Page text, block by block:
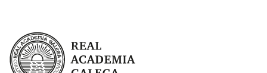
Real Academia Galega